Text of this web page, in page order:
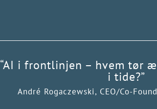
“AI i frontlinjen – hvem tør
i tide?”
André Rogaczewski, CEO/Co-